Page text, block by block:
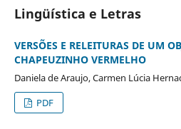
Lingüística e Letras
VERSÕES E RELEITURAS DE UM
CHAPEUZINHO VERMELHO
Daniela de Araujo, Carmen Lúcia
PDF